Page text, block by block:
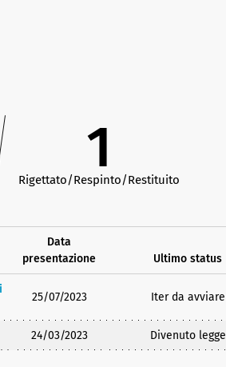
1
Rigettato/Respinto/Restituito
Data
presentazione
Ultimo status
25/07/2023 Iter da avviare
24/03/2023 Divenuto legge